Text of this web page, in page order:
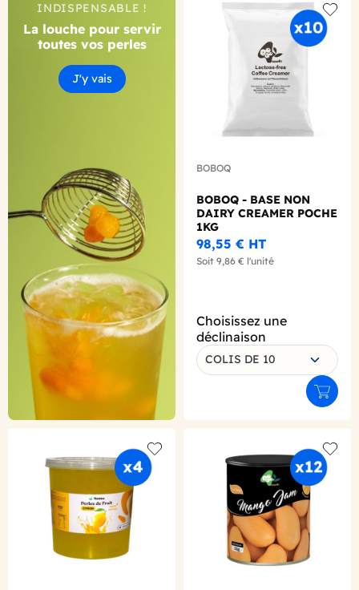
INDISPENSABLE !
La louche pour servir
toutes vos perles
J'y vais
Add
BOBOQ
BOBOQ - BASE NON
DAIRY CREAMER POCHE
1KG
98,55 € HT
Soit 9,86 € l'unité
Choisissez une
déclinaison
COLIS DE 10
Add to wishlist Add